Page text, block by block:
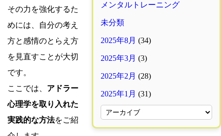
その力を強化するた
めには、自分の考え
方と感情のとらえ方
を見直すことが大切
です。
ここでは、 アドラー
心理学を取り入れた
実践的な方法をご紹
メンタルトレーニング
未分類
2025年8月 (34)
2025年3月 (3)
2025年2月 (28)
2025年1月 (31)